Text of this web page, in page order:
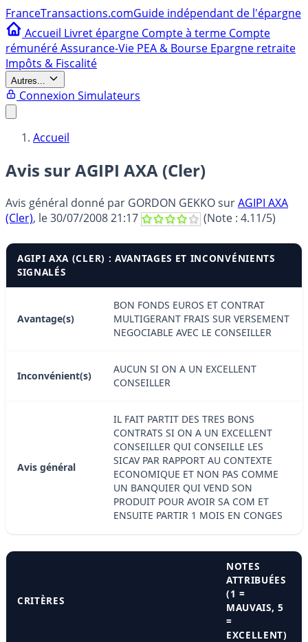
FranceTransactions.comGuide indépendant de l'épargne
Accueil Livret épargne Compte à terme Compte
rémunéréAssurance-Vie PEA & Bourse Epargne retraite
Impôts & Fiscalité
Autres...
Connexion Simulateurs
Accueil
Avis sur AGIPI AXA (Cler)
Avis général donné par GORDON GEKKOsurAGIPI AXA
(Cler), le30/07/2008 21:17 (Note : 4.11/5)
AGIPI AXA (CLER) : AVANTAGES ET INCONVÉNIENTS
SIGNALÉS
Avantage(s)
BON FONDS EUROS ET CONTRAT
MULTIGERANT FRAIS SUR VERSEMENT
NEGOCIABLE AVEC LE CONSEILLER
Inconvénient(s)
AUCUN SI ON A UN EXCELLENT
CONSEILLER
Avis général
IL FAIT PARTIT DES TRES BONS
CONTRATS SI ON A UN EXCELLENT
CONSEILLER QUI CONSEILLE LES
SICAV PAR RAPPORT AU CONTEXTE
ECONOMIQUE ET NON PAS COMME
UN BANQUIER QUI VEND SON
PRODUIT POUR AVOIR SA COM ET
ENSUITE PARTIR 1 MOIS EN CONGES
CRITÈRES
NOTES
ATTRIBUÉES
(1 =
MAUVAIS, 5
=
EXCELLENT)